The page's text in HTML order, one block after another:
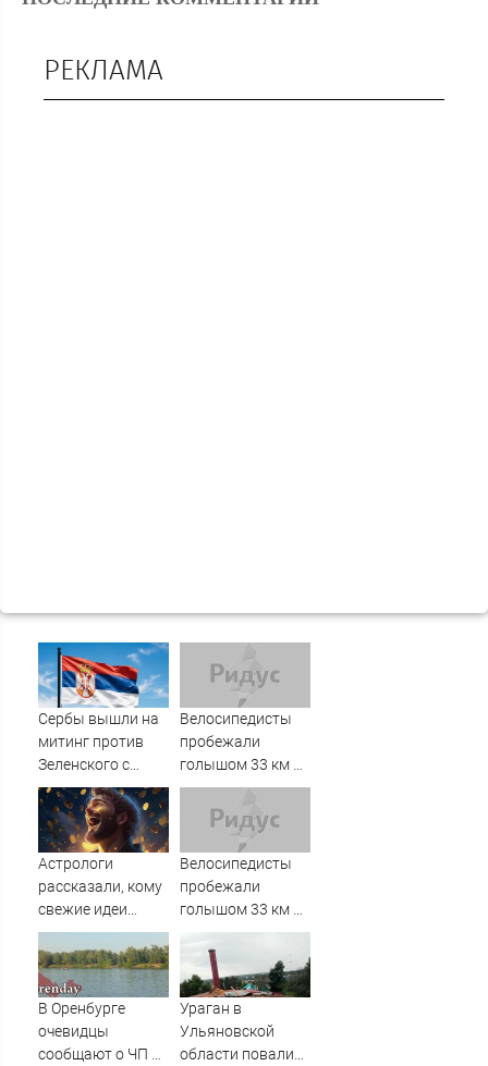
РЕКЛАМА
Сербы вышли на
митинг против
Зеленского с
портретами
Путина
Велосипедисты
пробежали
голышом 33 км по
Берлину на World
Naked Bike Ride
Астрологи
рассказали, кому
свежие идеи
помогут
заработать
Велосипедисты
пробежали
голышом 33 км по
Берлину на World
Naked Bike Ride
В Оренбурге
очевидцы
сообщают о ЧП на
Ураган в
Ульяновской
области повалил